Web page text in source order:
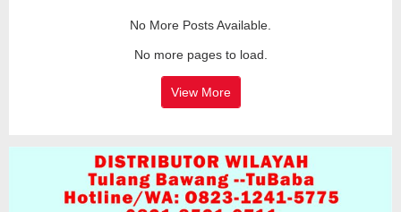
No More Posts Available.
No more pages to load.
View More